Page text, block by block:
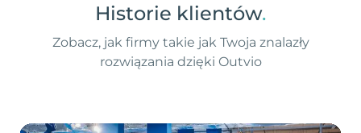
Historie klientów.
Zobacz, jak firmy takie jak Twoja znalazły
rozwiązania dzięki Outvio